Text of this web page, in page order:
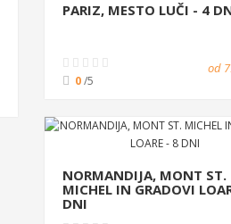
PARIZ, MESTO LUČI - 4
0/5
od
NORMANDIJA, MONT ST.
MICHEL IN GRADOVI
DNI